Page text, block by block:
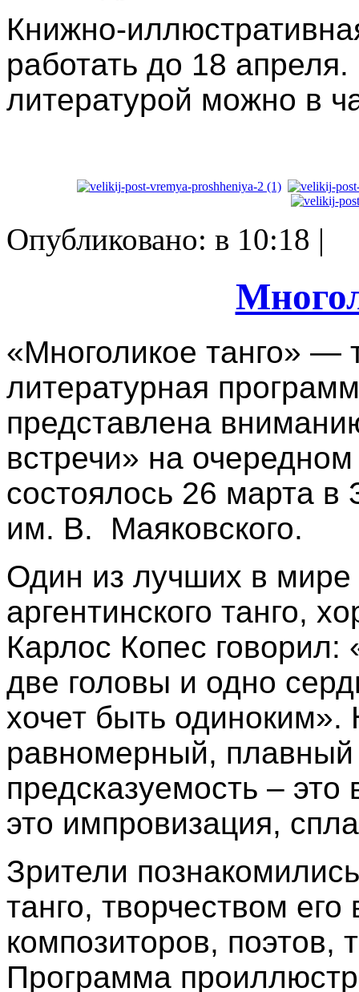
Книжно-
работать до 18
литературой можно в
Опубликовано: в 10:18 |
«Многоликое танго» —
литературная
представлена
встречи» на
состоялось 26 марта в
им. В. Маяковского.
Один из лучших в мире
аргентинского танго,
Карлос Копес говорил:
две головы и одно
хочет быть
равномерный, плавный
предсказуемость –
это импровизация,
Зрители
танго, творчеством
композиторов, поэтов,
Программа